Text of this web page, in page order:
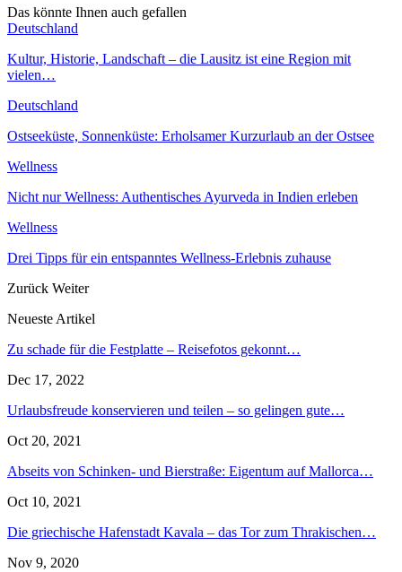
Das könnte Ihnen auch gefallen
Deutschland
Kultur, Historie, Landschaft – die Lausitz ist eine Region mit
vielen…
Deutschland
Ostseeküste, Sonnenküste: Erholsamer Kurzurlaub an der Ostsee
Wellness
Nicht nur Wellness: Authentisches Ayurveda in Indien erleben
Wellness
Drei Tipps für ein entspanntes Wellness-Erlebnis zuhause
Zurück Weiter
Neueste Artikel
Zu schade für die Festplatte – Reisefotos gekonnt…
Dec 17, 2022
Urlaubsfreude konservieren und teilen – so gelingen gute…
Oct 20, 2021
Abseits von Schinken- und Bierstraße: Eigentum auf Mallorca…
Oct 10, 2021
Die griechische Hafenstadt Kavala – das Tor zum Thrakischen…
Nov 9, 2020